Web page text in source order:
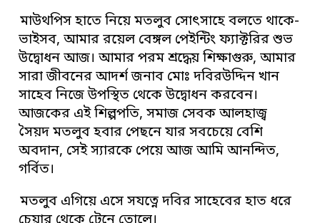
মাউথপিস হাতে নিয়ে মতলুব সোৎসাহে বলতে থাকে-
ভাইসব, আমার রয়েল বেঙ্গল পেইন্টিং ফ্যাক্টরির শুভ
উদ্বোধন আজ। আমার পরম শ্রদ্ধেয় শিক্ষাগুরু, আমার
সারা জীবনের আদর্শ জনাব মোঃ দবিরউদ্দিন খান
সাহেব নিজে উপস্থিত থেকে উদ্বোধন করবেন।
আজকের এই শিল্পপতি, সমাজ সেবক আলহাজ্ব
সৈয়দ মতলুব হবার পেছনে যার সবচেয়ে বেশি
অবদান, সেই স্যারকে পেয়ে আজ আমি আনন্দিত,
গর্বিত।
মতলুব এগিয়ে এসে সযত্নে দবির সাহেবের হাত ধরে